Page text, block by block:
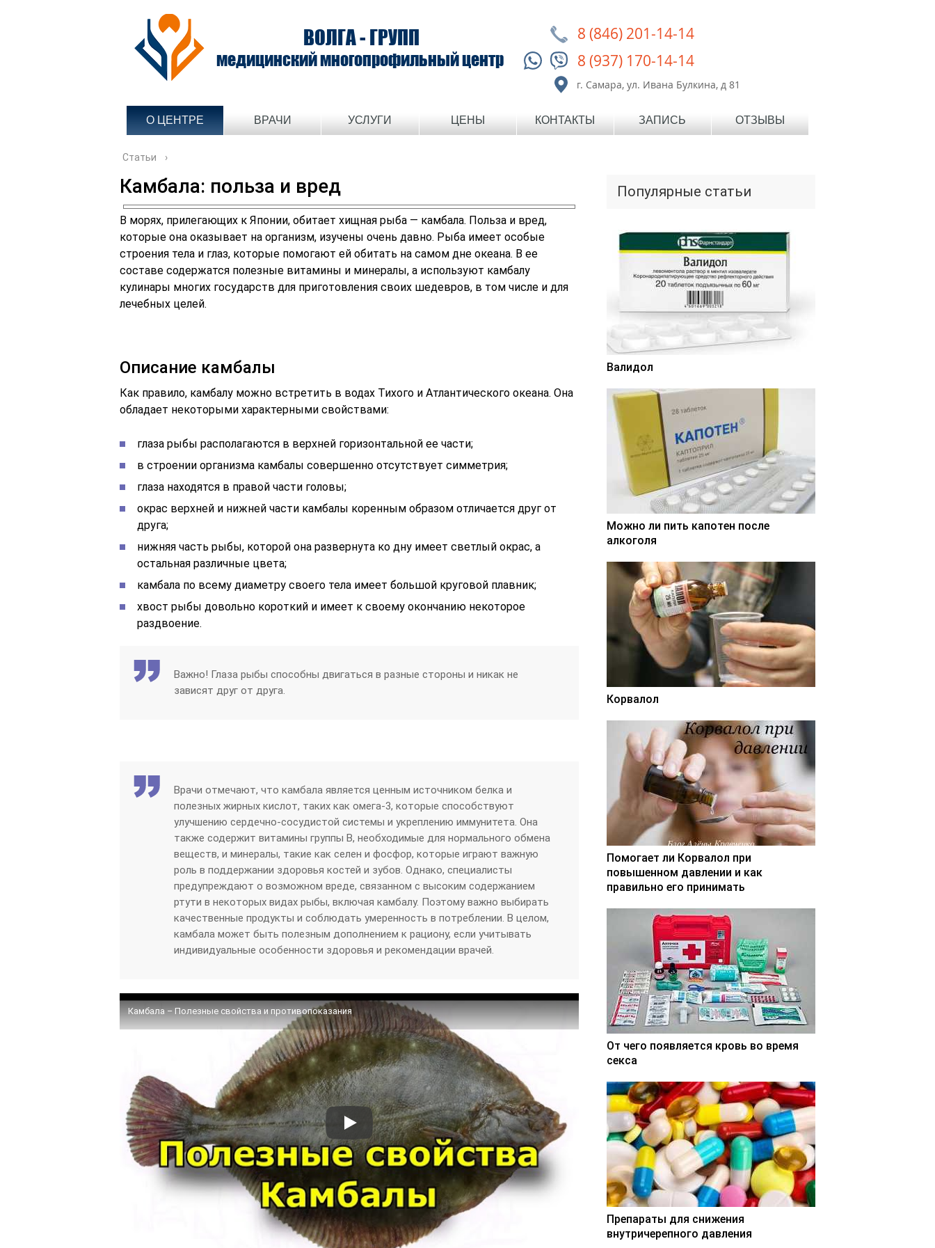
ВОЛГА - ГРУПП
медицинский многопрофильный центр
8 (846) 201-14-14
8 (937) 170-14-14
г. Самара, ул. Ивана Булкина, д 81
О ЦЕНТРЕ ВРАЧИ УСЛУГИ ЦЕНЫ КОНТАКТЫ ЗАПИСЬ ОТЗЫВЫ
Статьи ›
Камбала: польза и вред
В морях, прилегающих к Японии, обитает хищная рыба — камбала. Польза и вред,
которые она оказывает на организм, изучены очень давно. Рыба имеет особые
строения тела и глаз, которые помогают ей обитать на самом дне океана. В ее
составе содержатся полезные витамины и минералы, а используют камбалу
кулинары многих государств для приготовления своих шедевров, в том числе и для
лечебных целей.
Описание камбалы
Как правило, камбалу можно встретить в водах Тихого и Атлантического океана. Она
обладает некоторыми характерными свойствами:
глаза рыбы располагаются в верхней горизонтальной ее части;
в строении организма камбалы совершенно отсутствует симметрия;
глаза находятся в правой части головы;
окрас верхней и нижней части камбалы коренным образом отличается друг от
друга;
нижняя часть рыбы, которой она развернута ко дну имеет светлый окрас, а
остальная различные цвета;
камбала по всему диаметру своего тела имеет большой круговой плавник;
хвост рыбы довольно короткий и имеет к своему окончанию некоторое
раздвоение.
Важно! Глаза рыбы способны двигаться в разные стороны и никак не
зависят друг от друга.
Врачи отмечают, что камбала является ценным источником белка и
полезных жирных кислот, таких как омега-3, которые способствуют
улучшению сердечно-сосудистой системы и укреплению иммунитета. Она
также содержит витамины группы B, необходимые для нормального обмена
веществ, и минералы, такие как селен и фосфор, которые играют важную
роль в поддержании здоровья костей и зубов. Однако, специалисты
предупреждают о возможном вреде, связанном с высоким содержанием
ртути в некоторых видах рыбы, включая камбалу. Поэтому важно выбирать
качественные продукты и соблюдать умеренность в потреблении. В целом,
камбала может быть полезным дополнением к рациону, если учитывать
индивидуальные особенности здоровья и рекомендации врачей.
Камбала – Полезные свойства и противопоказания
Популярные статьи
Валидол
Можно ли пить капотен после
алкоголя
Корвалол
Помогает ли Корвалол при
повышенном давлении и как
правильно его принимать
От чего появляется кровь во время
секса
Препараты для снижения
внутричерепного давления